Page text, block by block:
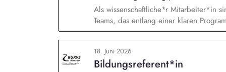
Als wissenschaftliche*r Mitarbeiter*in
Teams, das entlang einer klaren
Sie unterstützen die Geschäftsführung
entwickeln dabei die
wissenschaftliche Erkenntnisse in
Stiftungsprogrammatik.
18. Juni 2026
Bildungsreferent*in